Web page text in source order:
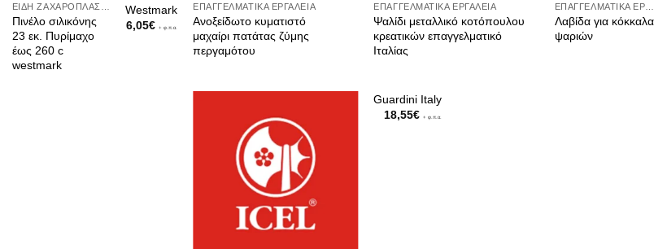
Πινέλο σιλικόνης
23 εκ. Πυρίμαχο
έως 260 c
westmark
Westmark
6,05€ + φ.π.α.
ΕΠΑΓΓΕΛΜΑΤΙΚΆ ΕΡΓΑΛΕΊΑ
Ανοξείδωτο κυματιστό
μαχαίρι πατάτας ζύμης
περγαμότου
ΕΠΑΓΓΕΛΜΑΤΙΚΆ ΕΡΓΑΛΕΊΑ
Ψαλίδι μεταλλικό κοτόπουλου
κρεατικών επαγγελματικό
Ιταλίας
Guardini Italy
18,55€ + φ.π.α.
Λαβίδα για κόκκαλα
ψαριών